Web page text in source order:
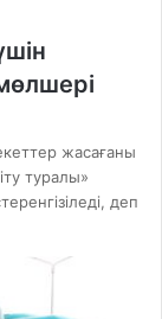
жасағаны
туралы»
деп